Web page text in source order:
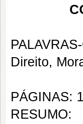
Direito,
PÁGINAS:
RESUMO: